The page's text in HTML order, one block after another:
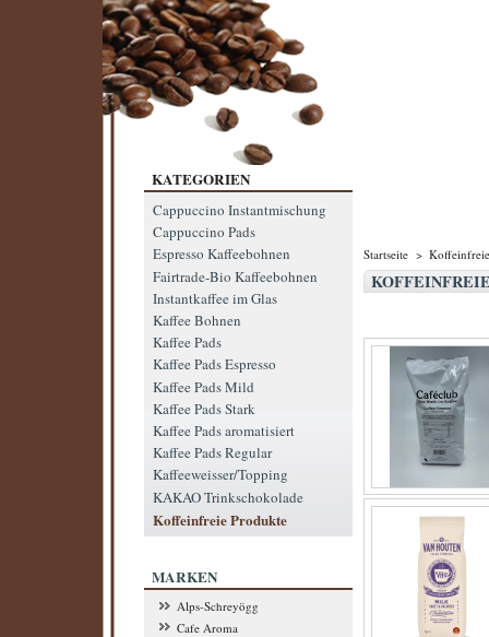
KATEGORIEN
Cappuccino Instantmischung
Cappuccino Pads
Espresso Kaffeebohnen
Fairtrade-Bio Kaffeebohnen
Instantkaffee im Glas
Kaffee Bohnen
Kaffee Pads
Kaffee Pads Espresso
Kaffee Pads Mild
Kaffee Pads Stark
Kaffee Pads aromatisiert
Kaffee Pads Regular
Kaffeeweisser/Topping
KAKAO Trinkschokolade
Koffeinfreie Produkte
MARKEN
Alps-Schreyögg
Cafe Aroma
Startseite >